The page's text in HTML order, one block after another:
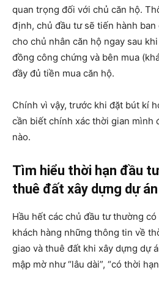
quan trọng đối với chủ căn hộ.
định, chủ đầu tư sẽ tiến hành
cho chủ nhân căn hộ ngay sau
đồng công chứng và bên mua
đầy đủ tiền mua căn hộ.
Chính vì vậy, trước khi đặt bút kí
cần biết chính xác thời gian mình
nào.
Tìm hiểu thời hạn đầu
thuê đất xây dựng dự án
Hầu hết các chủ đầu tư thường
khách hàng những thông tin về
giao và thuê đất khi xây dựng dự
mập mờ như “lâu dài”, “có thời